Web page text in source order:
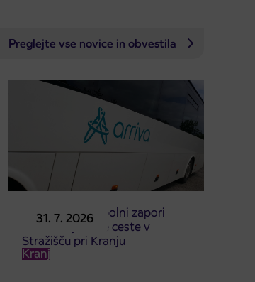
Preglejte vse novice in obvestila
31. 7. 2026
Obvestilo o popolni zapori
dela Škofjeloške ceste v
Stražišču pri Kranju
Kranj